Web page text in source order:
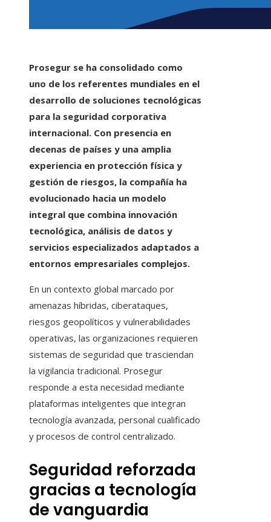
Prosegur se ha consolidado como
uno de los referentes mundiales en el
desarrollo de soluciones tecnológicas
para la seguridad corporativa
internacional. Con presencia en
decenas de países y una amplia
experiencia en protección física y
gestión de riesgos, la compañía ha
evolucionado hacia un modelo
integral que combina innovación
tecnológica, análisis de datos y
servicios especializados adaptados a
entornos empresariales complejos.
En un contexto global marcado por
amenazas híbridas, ciberataques,
riesgos geopolíticos y vulnerabilidades
operativas, las organizaciones requieren
sistemas de seguridad que trasciendan
la vigilancia tradicional. Prosegur
responde a esta necesidad mediante
plataformas inteligentes que integran
tecnología avanzada, personal cualificado
y procesos de control centralizado.
Seguridad reforzada
gracias a tecnología
de vanguardia